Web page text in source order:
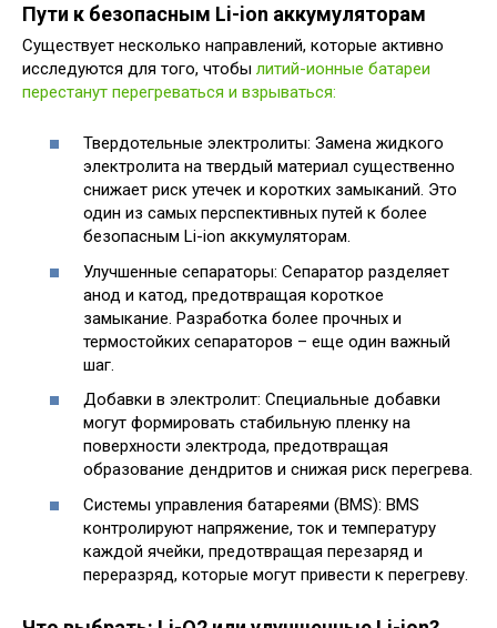
Пути к безопасным Li-ion аккумуляторам
Существует несколько направлений, которые активно
исследуются для того, чтобы литий-ионные батареи
перестанут перегреваться и взрываться:
Твердотельные электролиты: Замена жидкого
электролита на твердый материал существенно
снижает риск утечек и коротких замыканий. Это
один из самых перспективных путей к более
безопасным Li-ion аккумуляторам.
Улучшенные сепараторы: Сепаратор разделяет
анод и катод, предотвращая короткое
замыкание. Разработка более прочных и
термостойких сепараторов – еще один важный
шаг.
Добавки в электролит: Специальные добавки
могут формировать стабильную пленку на
поверхности электрода, предотвращая
образование дендритов и снижая риск перегрева.
Системы управления батареями (BMS): BMS
контролируют напряжение, ток и температуру
каждой ячейки, предотвращая перезаряд и
переразряд, которые могут привести к перегреву.